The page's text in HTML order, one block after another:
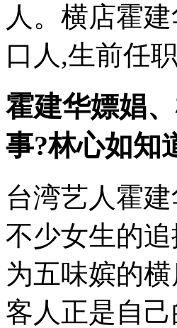
人。横店霍
口人,生前任
霍建华嫖娼
事?林心如知
台湾艺人霍
不少女生的
为五味嫔的
客人正是自